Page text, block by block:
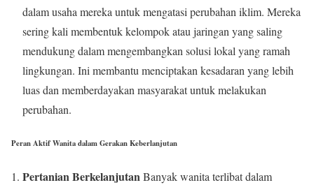
dalam usaha mereka untuk mengatasi perubahan iklim. Mereka
sering kali membentuk kelompok atau jaringan yang saling
mendukung dalam mengembangkan solusi lokal yang ramah
lingkungan. Ini membantu menciptakan kesadaran yang lebih
luas dan memberdayakan masyarakat untuk melakukan
perubahan.
Peran Aktif Wanita dalam Gerakan Keberlanjutan
Pertanian BerkelanjutanBanyak wanita terlibat dalam